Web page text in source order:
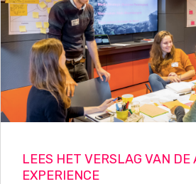
LEES HET VERSLAG VAN DE
EXPERIENCE